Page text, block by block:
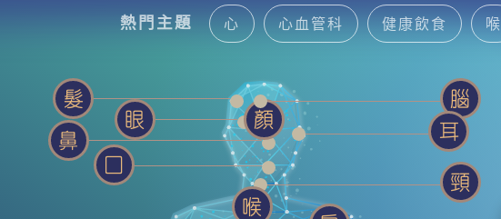
熱門主題 心 心血管科 健康飲食 喉
髮
眼
鼻
囗
顏
腦
耳
頸
喉